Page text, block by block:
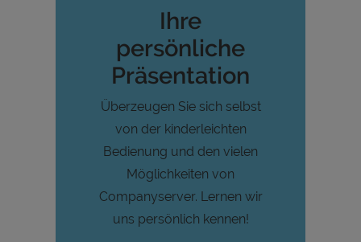
Ihre
persönliche
Präsentation
Überzeugen Sie sich selbst
von der kinderleichten
Bedienung und den vielen
Möglichkeiten von
Companyserver. Lernen wir
uns persönlich kennen!